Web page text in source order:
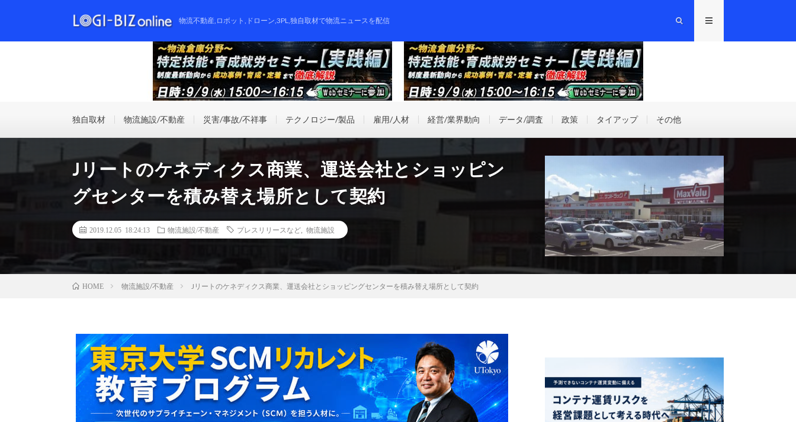
物流不動産,ロボット,ドローン,3PL,独自取材で物流ニュースを配信
独自取材 物流施設/不動産 災害/事故/不祥事 テクノロジー/製品 雇用/人材 経営/業界動向 データ/調査 政策 タイアップ その他
Jリートのケネディクス商業、運送会社とショッピン
グセンターを積み替え場所として契約
2019.12.05 18:24:13 物流施設/不動産 プレスリリースなど 物流施設
HOME 物流施設/不動産 Jリートのケネディクス商業、運送会社とショッピングセンターを積み替え場所として契約